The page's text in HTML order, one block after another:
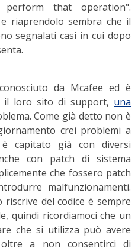
that operation".
riaprendolo sembra che il
segnalati casi in cui dopo
da Mcafee ed è
il loro sito di support, una
. Come già detto non è
crei problemi a
capitato già con diversi
con patch di sistema
che fossero patch
malfunzionamenti.
del codice è sempre
quindi ricordiamoci che un
che si utilizza può avere
a non consentirci di